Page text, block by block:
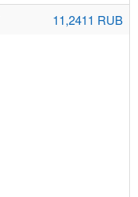
11,2411 RUB